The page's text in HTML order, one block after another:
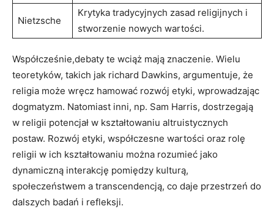
Nietzsche
Krytyka tradycyjnych ⁤zasad religijnych i
stworzenie nowych ​wartości.
Współcześnie,debaty te⁤ wciąż mają znaczenie. Wielu
teoretyków, takich jak richard Dawkins, argumentuje, ​że
religia może wręcz ​hamować rozwój etyki, wprowadzając
⁢dogmatyzm. Natomiast ‌inni, np. Sam ​Harris, dostrzegają
w religii potencjał‍ w kształtowaniu altruistycznych
postaw. Rozwój etyki, współczesne wartości oraz rolę
religii w ich kształtowaniu można rozumieć jako
dynamiczną​ interakcję pomiędzy kulturą,
społeczeństwem​ a transcendencją, co‍ daje przestrzeń do
dalszych badań‍ i refleksji.